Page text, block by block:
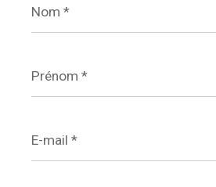
*
*
mail
*